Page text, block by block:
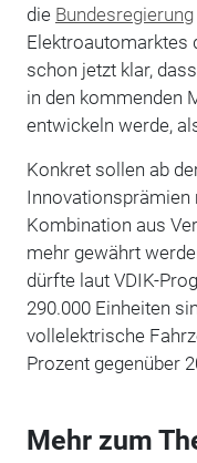
die Bundesregierung
Elektroautomarktes
schon jetzt klar,
in den kommenden
entwickeln werde,
Konkret sollen ab
Innovationsprämien
Kombination aus
mehr gewährt
dürfte laut VDIK-
290.000 Einheiten
vollelektrische
Prozent gegenüber
Mehr zum